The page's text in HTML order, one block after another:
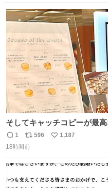
ト
数
数
そしてキャッチコピーが最
しまったので思わず買い込
パッサパサなほどええですか
返
信
1
リ
ポ
数
596
い
1,187
18時間前